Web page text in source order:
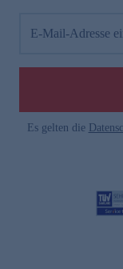
E-Mail-Adresse
Es gelten die